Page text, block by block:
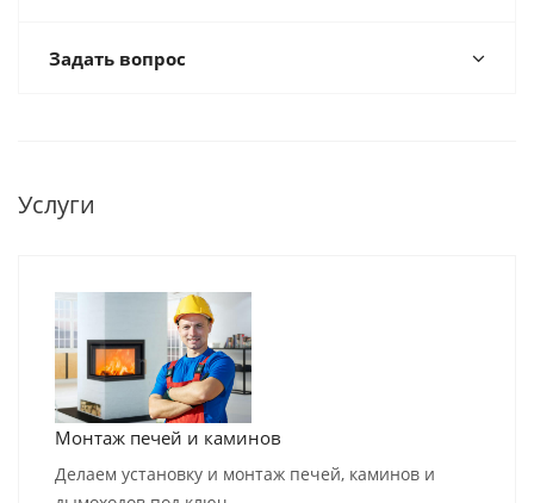
Задать вопрос
Услуги
Монтаж печей и каминов
Делаем установку и монтаж печей, каминов и